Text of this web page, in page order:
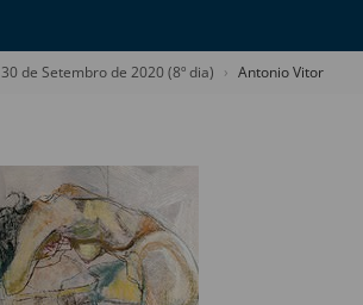
30 de Setembro de 2020 (8º dia) Antonio Vitor